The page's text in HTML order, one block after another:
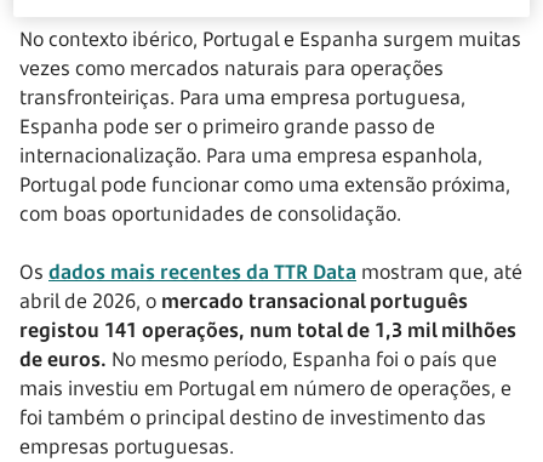
No contexto ibérico, Portugal e Espanha surgem muitas
vezes como mercados naturais para operações
transfronteiriças. Para uma empresa portuguesa,
Espanha pode ser o primeiro grande passo de
internacionalização. Para uma empresa espanhola,
Portugal pode funcionar como uma extensão próxima,
com boas oportunidades de consolidação.
Os dados mais recentes da TTR Data mostram que, até
abril de 2026, o mercado transacional português
registou 141 operações, num total de 1,3 mil milhões
de euros. No mesmo período, Espanha foi o país que
mais investiu em Portugal em número de operações, e
foi também o principal destino de investimento das
empresas portuguesas.